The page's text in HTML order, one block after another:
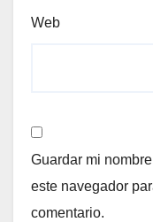
Web
Guardar mi
este navegador
comentario.